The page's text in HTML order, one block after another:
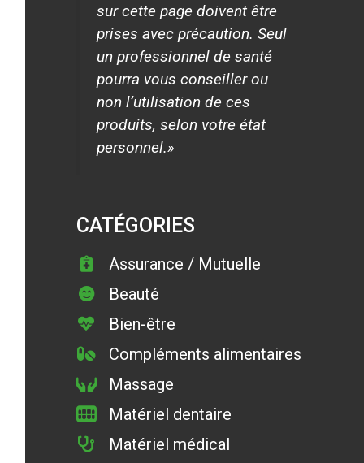
sur cette page doivent être
prises avec précaution. Seul
un professionnel de santé
pourra vous conseiller ou
non l’utilisation de ces
produits, selon votre état
personnel.»
CATÉGORIES
Assurance / Mutuelle
Beauté
Bien-être
Compléments alimentaires
Massage
Matériel dentaire
Matériel médical